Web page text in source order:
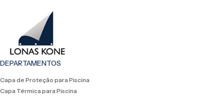
DEPARTAMENTOS
Capa de Proteção para Piscina
Capa Térmica para Piscina